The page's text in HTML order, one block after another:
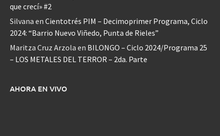
que crecí» #2
Silvana en Cientotrés PIM – Decimoprimer Programa, Ciclo
2024: “Barrio Nuevo Viñedo, Punta de Rieles”
Maritza Cruz Arzola en BILONGO – Ciclo 2024/Programa 25
– LOS METALES DEL TERROR – 2da. Parte
AHORA EN VIVO